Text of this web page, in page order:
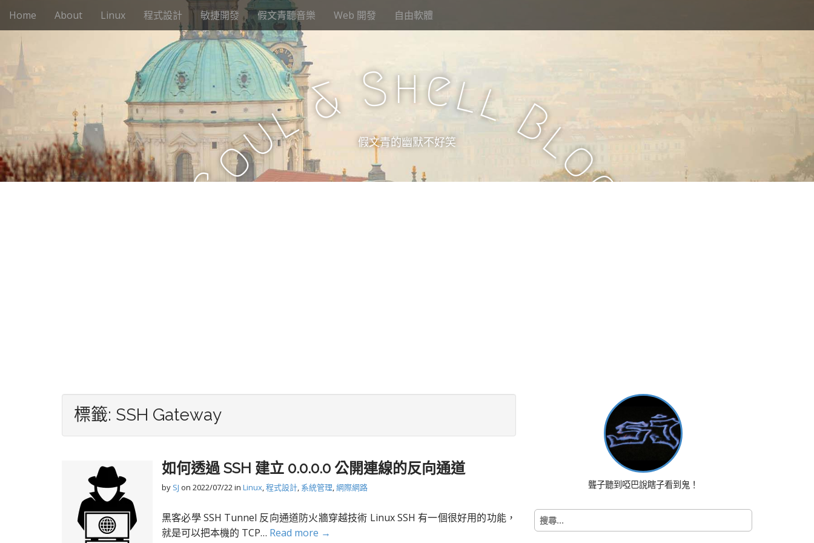
M
e
i
c
n
t
Home About Linux 程式設計 敏捷開發 假文青聽音樂 Web 開發 自由軟體
S
o
u
l& ShellB
l
o
g
假文青的幽默不好笑
標籤: SSH Gateway
如何透過 SSH 建立 0.0.0.0 公開連線的反向通道
by SJ on 2022/07/22in Linux,程式設計, 系統管理,網際網路
黑客必學 SSH Tunnel 反向通道防火牆穿越技術 Linux SSH 有一個很好用的功能，
就是可以把本機的 TCP… Read more →
聾子聽到啞巴說瞎子看到鬼！
搜
尋